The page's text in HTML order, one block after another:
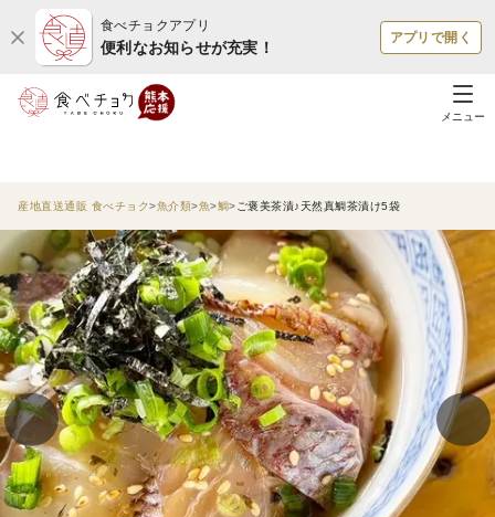
食べチョクアプリ
便利なお知らせが充実！
アプリで開く
メニュー
産地直送通販 食べチョク 魚介類 魚 鯛 ご褒美茶漬♪天然真鯛茶漬け5袋